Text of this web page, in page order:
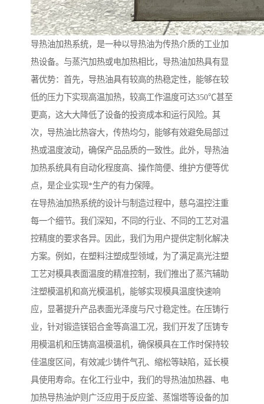
导热油加热系统，是一种以导热油为传热介质的工业加
热设备。与蒸汽加热或电加热相比，导热油加热具有显
著优势：首先，导热油具有较高的热稳定性，能够在较
低的压力下实现高温加热，较高工作温度可达350℃甚至
更高，这大大降低了设备的投资成本和运行风险。其
次，导热油比热容大，传热均匀，能够有效避免局部过
热或温度波动，确保产品品质的一致性。此外，导热油
加热系统具有自动化程度高、操作简便、维护方便等优
点，是企业实现*生产的有力保障。
在导热油加热系统的设计与制造过程中，慈乌温控注重
每一个细节。我们深知，不同的行业、不同的工艺对温
控精度的要求各异。因此，我们为用户提供定制化解决
方案。例如，在塑料注塑成型领域，为了满足高光注塑
工艺对模具表面温度的精准控制，我们推出了蒸汽辅助
注塑模温机和高光模温机，能够实现模具温度快速响
应，显著提升产品表面光泽度与尺寸稳定性。在压铸行
业，针对锻造镁铝合金等高温工况，我们开发了压铸专
用模温机和压铸高温模温机，确保模具在工作时保持较
佳温度区间，有效减少铸件气孔、缩松等缺陷，延长模
具使用寿命。在化工行业中，我们的导热油加热器、电
加热导热油炉则广泛应用于反应釜、蒸馏塔等设备的加